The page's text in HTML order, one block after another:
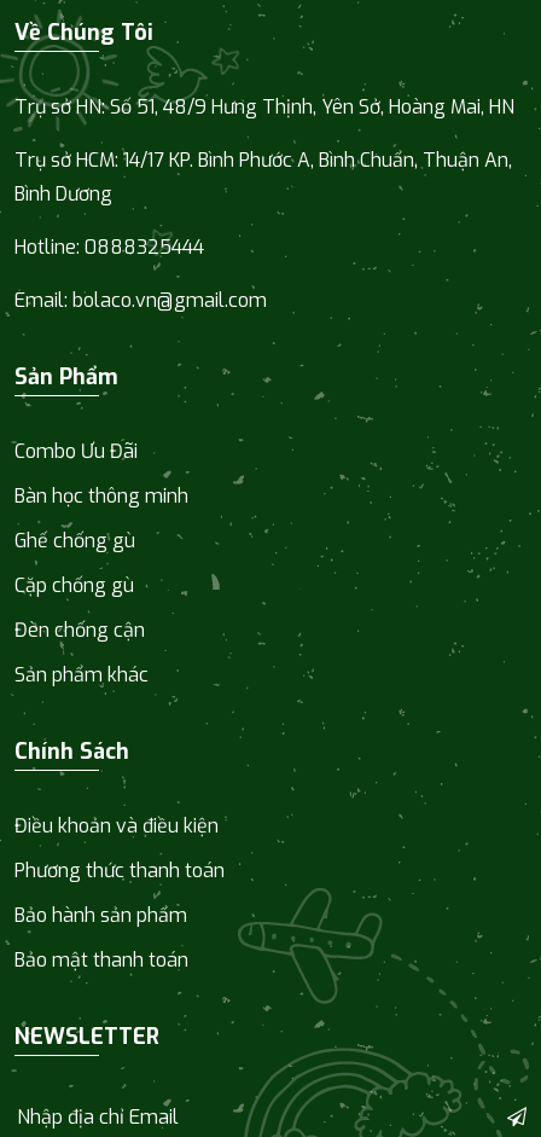
Về Chúng Tôi
Trụ sở HN: Số 51, 48/9 Hưng Thịnh, Yên Sở, Hoàng Mai, HN
Trụ sở HCM: 14/17 KP. Bình Phước A, Bình Chuẩn, Thuận An,
Bình Dương
Hotline: 0888325444
Email: bolaco.vn@gmail.com
Sản Phẩm
Combo Ưu Đãi
Bàn học thông minh
Ghế chống gù
Cặp chống gù
Đèn chống cận
Sản phẩm khác
Chính Sách
Điều khoản và điều kiện
Phương thức thanh toán
Bảo hành sản phẩm
Bảo mật thanh toán
NEWSLETTER